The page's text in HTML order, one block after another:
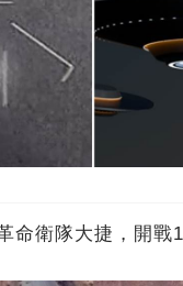
命衛隊大捷，開戰